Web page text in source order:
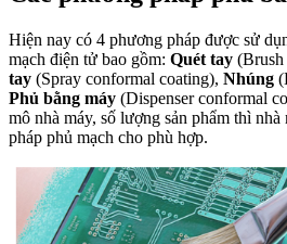
Hiện nay có 4 phương pháp được sử
mạch điện tử bao gồm: Quét tay (Brush
tay (Spray conformal coating), Nhúng
Phủ bằng máy (Dispenser conformal
mô nhà máy, số lượng sản phẩm thì
pháp phủ mạch cho phù hợp.